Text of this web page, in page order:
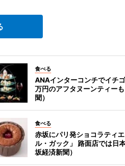
食べる
ANAインターコンチでイチ
万円のアフタヌーンティー
聞）
食べる
赤坂にパリ発ショコラティ
ル・ガック」 路面店では日
坂経済新聞）